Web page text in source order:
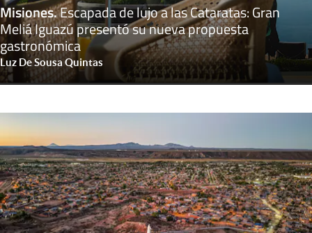
Misiones.Escapada de lujo a las Cataratas: Gran
Meliá Iguazú presentó su nueva propuesta
gastronómica
Luz De Sousa Quintas